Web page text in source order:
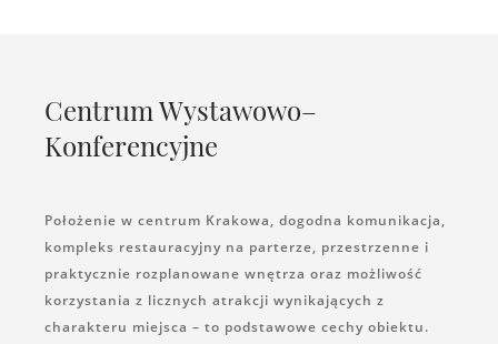
Centrum Wystawowo–
Konferencyjne
Położenie w centrum Krakowa, dogodna komunikacja,
kompleks restauracyjny na parterze, przestrzenne i
praktycznie rozplanowane wnętrza oraz możliwość
korzystania z licznych atrakcji wynikających z
charakteru miejsca – to podstawowe cechy obiektu.